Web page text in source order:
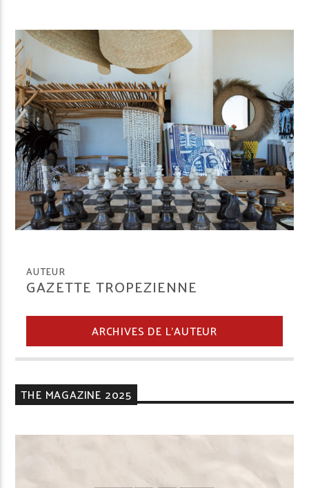
AUTEUR
GAZETTE TROPEZIENNE
ARCHIVES DE L'AUTEUR
THE MAGAZINE 2025